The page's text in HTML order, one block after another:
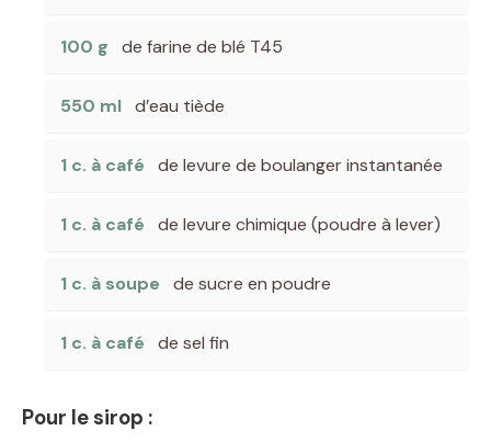
100 g de farine de blé T45
550 ml d’eau tiède
1 c. à café de levure de boulanger instantanée
1 c. à café de levure chimique (poudre à lever)
1 c. à soupe de sucre en poudre
1 c. à café de sel fin
Pour le sirop :